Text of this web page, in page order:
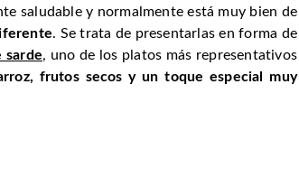
saludable y normalmente está muy bien de
. Se trata de presentarlas en forma de
sarde, uno de los platos más representativos
frutos secos y un toque especial muy